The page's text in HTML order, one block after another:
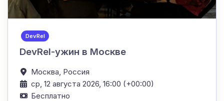
DevRel
DevRel-ужин в Москве
Москва, Россия
ср, 12 августа 2026, 16:00 (+00:00)
Бесплатно